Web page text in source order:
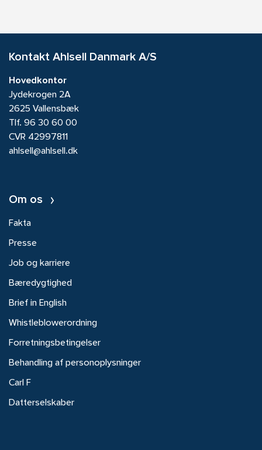
Kontakt Ahlsell Danmark A/S
Hovedkontor
Jydekrogen 2A
2625 Vallensbæk
Tlf. 96 30 60 00
CVR 42997811
ahlsell@ahlsell.dk
Om os
Fakta
Presse
Job og karriere
Bæredygtighed
Brief in English
Whistleblowerordning
Forretningsbetingelser
Behandling af personoplysninger
Carl F
Datterselskaber